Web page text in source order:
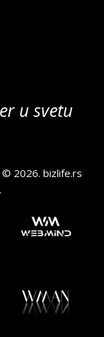
u svetu
© 2026.bizlife.rs